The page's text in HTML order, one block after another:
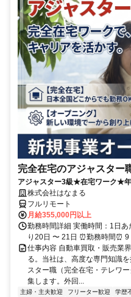
完全在宅のアジャスター
アジャスター3級★在宅ワーク★
株式会社はなまる
フルリモート
月給355,000円以上
勤務時間詳細 実働時間：1日
り20日 〜 21日 ⏰勤務時間⏰
仕事内容 自動車買取・販売業
る。当社は、高度な専門知識
スター職（完全在宅・テレワ
集します。外回...
主婦・主夫歓迎 フリーター歓迎 学歴